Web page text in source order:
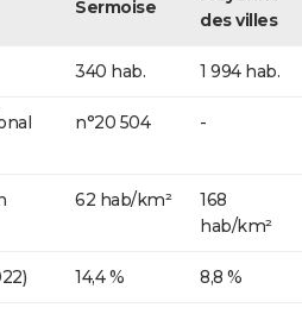
Sermoise
des villes
340 hab. 1 994 hab.
n°20 504 -
62 hab/km²
168
hab/km²
14,4 % 8,8 %